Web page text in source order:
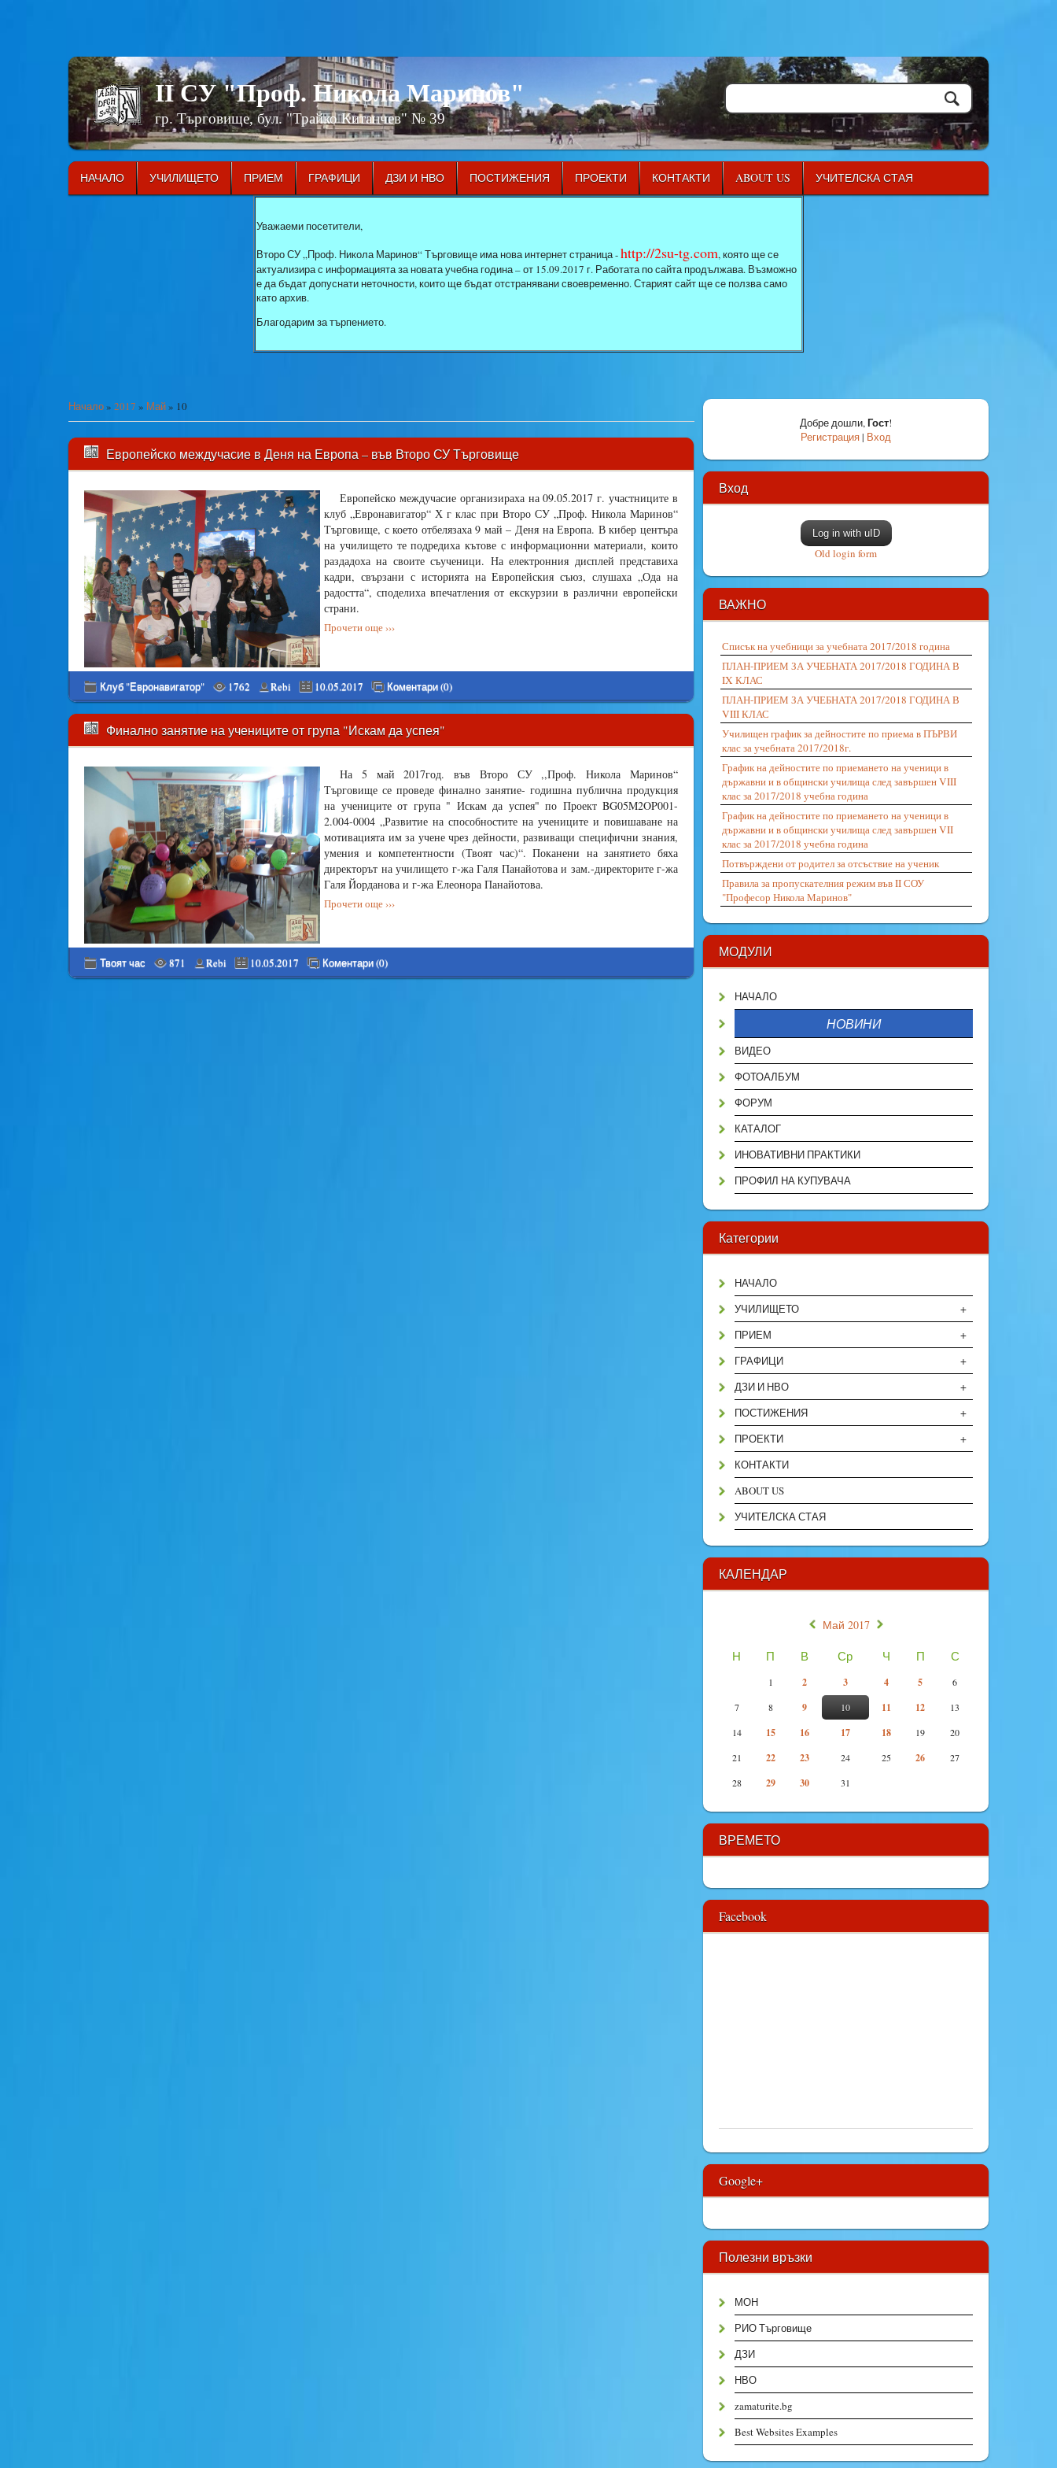
II СУ "Проф. Никола Маринов"
гр. Търговище, бул. "Трайко Китанчев" № 39
НАЧАЛО УЧИЛИЩЕТО ПРИЕМ ГРАФИЦИ ДЗИ И НВО ПОСТИЖЕНИЯ ПРОЕКТИ КОНТАКТИ ABOUT US УЧИТЕЛСКА СТАЯ
Уважаеми посетители,
Второ СУ „Проф. Никола Маринов“ Търговище има нова интернет страница -http://2su-tg.com, която ще се
актуализира с информацията за новата учебна година – от 15.09.2017 г. Работата по сайта продължава. Възможно
е да бъдат допуснати неточности, които ще бъдат отстранявани своевременно. Старият сайт ще се ползва само
като архив.
Благодарим за търпението.
Начало» 2017 » Май» 10
Европейско междучасие в Деня на Европа – във Второ СУ Търговище
Европейско междучасие организираха на 09.05.2017 г. участниците в
клуб „Евронавигатор“ Х г клас при Второ СУ „Проф. Никола Маринов“
Търговище, с което отбелязаха 9 май – Деня на Европа. В кибер центъра
на училището те подредиха кътове с информационни материали, които
раздадоха на своите съученици. На електронния дисплей представиха
кадри, свързани с историята на Европейския съюз, слушаха „Ода на
радостта“, споделиха впечатления от екскурзии в различни европейски
страни.
Прочети още ›››
Клуб "Евронавигатор" 1762 Rebi 10.05.2017 Коментари (0)
Финално занятие на учениците от група "Искам да успея"
На 5 май 2017год. във Второ СУ ,,Проф. Никола Маринов“
Търговище се проведе финално занятие- годишна публична продукция
на учениците от група " Искам да успея" по Проект BG05M2OP001-
2.004-0004 „Развитие на способностите на учениците и повишаване на
мотивацията им за учене чрез дейности, развиващи специфични знания,
умения и компетентности (Твоят час)“. Поканени на занятието бяха
директорът на училището г-жа Галя Панайотова и зам.-директорите г-жа
Галя Йорданова и г-жа Елеонора Панайотова.
Прочети още ›››
Твоят час 871 Rebi 10.05.2017 Коментари (0)
Добре дошли,Гост!
Регистрация| Вход
Вход
Log in with uID
Old login form
ВАЖНО
Списък на учебници за учебната 2017/2018 година
ПЛАН-ПРИЕМ ЗА УЧЕБНАТА 2017/2018 ГОДИНА В
IX КЛАС
ПЛАН-ПРИЕМ ЗА УЧЕБНАТА 2017/2018 ГОДИНА В
VIII КЛАС
Училищен график за дейностите по приема в ПЪРВИ
клас за учебната 2017/2018г.
График на дейностите по приемането на ученици в
държавни и в общински училища след завършен VIII
клас за 2017/2018 учебна година
График на дейностите по приемането на ученици в
държавни и в общински училища след завършен VII
клас за 2017/2018 учебна година
Потвърждени от родител за отсъствие на ученик
Правила за пропускателния режим във II СОУ
"Професор Никола Маринов"
МОДУЛИ
НАЧАЛО
НОВИНИ
ВИДЕО
ФОТОАЛБУМ
ФОРУМ
КАТАЛОГ
ИНОВАТИВНИ ПРАКТИКИ
ПРОФИЛ НА КУПУВАЧА
Категории
НАЧАЛО
+
УЧИЛИЩЕТО
+
ПРИЕМ
+
ГРАФИЦИ
+
ДЗИ И НВО
+
ПОСТИЖЕНИЯ
+
ПРОЕКТИ
КОНТАКТИ
ABOUT US
УЧИТЕЛСКА СТАЯ
КАЛЕНДАР
« Май 2017 »
Н П В Ср Ч П С
1 2 3 4 5
6
7
8 9 10 11 12
13
14
15 16 17 18 19
20
21
22 23 24 25 26
27
28
29 30 31
ВРЕМЕТО
Facebook
Google+
Полезни връзки
МОН
РИО Търговище
ДЗИ
НВО
zamaturite.bg
Best Websites Examples